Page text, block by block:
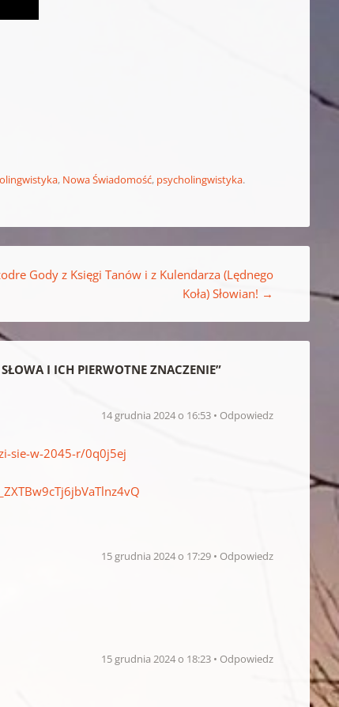
, Nowa Świadomość, psycholingwistyka.
Gody z Księgi Tanów i z Kulendarza (Lędnego
Koła) Słowian! →
I ICH PIERWOTNE ZNACZENIE”
14 grudnia 2024 o 16:53 Odpowiedz
sie-w-2045-r/0q0j5ej
15 grudnia 2024 o 17:29 Odpowiedz
15 grudnia 2024 o 18:23 Odpowiedz